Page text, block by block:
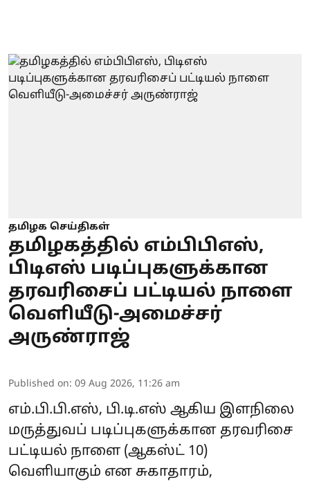
தமிழக செய்திகள்
தமிழகத்தில் எம்பிபிஎஸ்,
பிடிஎஸ் படிப்புகளுக்கான
தரவரிசைப் பட்டியல் நாளை
வெளியீடு-அமைச்சர்
அருண்ராஜ்
Published on: 09 Aug 2026, 11:26 am
எம்.பி.பி.எஸ், பி.டி.எஸ் ஆகிய இளநிலை
மருத்துவப் படிப்புகளுக்கான தரவரிசை
பட்டியல் நாளை (ஆகஸ்ட் 10)
வெளியாகும் என சுகாதாரம்,